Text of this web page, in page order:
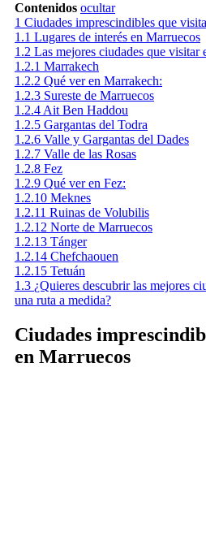
Contenidos ocultar
1 Ciudades imprescindibles que
1.1 Lugares de interés en Marruecos
1.2 Las mejores ciudades que visitar
1.2.1 Marrakech
1.2.2 Qué ver en Marrakech:
1.2.3 Sureste de Marruecos
1.2.4Ait Ben Haddou
1.2.5 Gargantas del Todra
1.2.6 Valle y Gargantas del Dades
1.2.7 Valle de las Rosas
1.2.8 Fez
1.2.9 Qué ver en Fez:
1.2.10 Meknes
1.2.11 Ruinas de Volubilis
1.2.12 Norte de Marruecos
1.2.13 Tánger
1.2.14 Chefchaouen
1.2.15 Tetuán
1.3 ¿Quieres descubrir las mejores
una ruta a medida?
Ciudades
en Marruecos